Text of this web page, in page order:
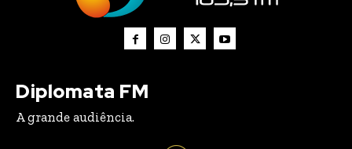
Diplomata FM
A grande audiência.